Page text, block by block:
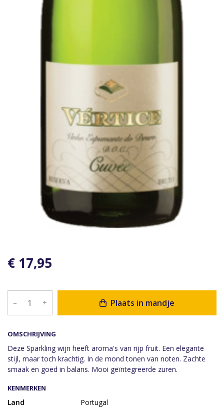
OMSCHRIJVING
Deze Sparkling wijn heeft aroma's van rijp fruit. Een elegante
stijl, maar toch krachtig. In de mond tonen van noten. Zachte
smaak en goed in balans. Mooi geïntegreerde zuren.
€ 17,95
– + Plaats in mandje
KENMERKEN
Land
Portugal